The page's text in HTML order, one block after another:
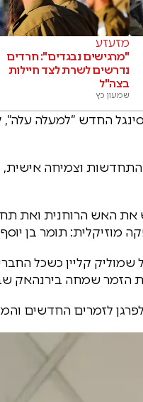
מזעזע
"מרגישים נבגדים": חרדים
נדרשים לשרת לצד חיילות
בצה"ל
שמעון כץ
החדש “למעלה עלה”,
וצמיחה
את האש הרוחנית ואת
מוזיקלית: תומר בן
קליין כשכל
הזמר שמחה בירנהאק
לזמרים החדשים